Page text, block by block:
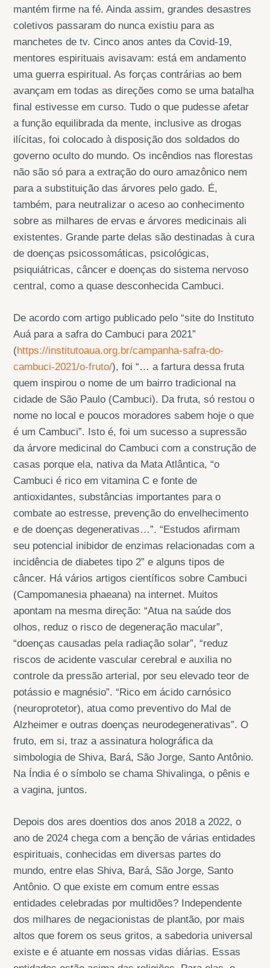
mantém firme na fé. Ainda assim, grandes desastres
coletivos passaram do nunca existiu para as
manchetes de tv. Cinco anos antes da Covid-19,
mentores espirituais avisavam: está em andamento
uma guerra espiritual. As forças contrárias ao bem
avançam em todas as direções como se uma batalha
final estivesse em curso. Tudo o que pudesse afetar
a função equilibrada da mente, inclusive as drogas
ilícitas, foi colocado à disposição dos soldados do
governo oculto do mundo. Os incêndios nas florestas
não são só para a extração do ouro amazônico nem
para a substituição das árvores pelo gado. É,
também, para neutralizar o aceso ao conhecimento
sobre as milhares de ervas e árvores medicinais ali
existentes. Grande parte delas são destinadas à cura
de doenças psicossomáticas, psicológicas,
psiquiátricas, câncer e doenças do sistema nervoso
central, como a quase desconhecida Cambuci.
De acordo com artigo publicado pelo “site do Instituto
Auá para a safra do Cambuci para 2021”
(https://institutoaua.org.br/campanha-safra-do-
cambuci-2021/o-fruto/), foi “… a fartura dessa fruta
quem inspirou o nome de um bairro tradicional na
cidade de São Paulo (Cambuci). Da fruta, só restou o
nome no local e poucos moradores sabem hoje o que
é um Cambuci”. Isto é, foi um sucesso a supressão
da árvore medicinal do Cambuci com a construção de
casas porque ela, nativa da Mata Atlântica, “o
Cambuci é rico em vitamina C e fonte de
antioxidantes, substâncias importantes para o
combate ao estresse, prevenção do envelhecimento
e de doenças degenerativas…”. “Estudos afirmam
seu potencial inibidor de enzimas relacionadas com a
incidência de diabetes tipo 2” e alguns tipos de
câncer. Há vários artigos científicos sobre Cambuci
(Campomanesia phaeana) na internet. Muitos
apontam na mesma direção: “Atua na saúde dos
olhos, reduz o risco de degeneração macular”,
“doenças causadas pela radiação solar”, “reduz
riscos de acidente vascular cerebral e auxilia no
controle da pressão arterial, por seu elevado teor de
potássio e magnésio”. “Rico em ácido carnósico
(neuroprotetor), atua como preventivo do Mal de
Alzheimer e outras doenças neurodegenerativas”. O
fruto, em si, traz a assinatura holográfica da
simbologia de Shiva, Bará, São Jorge, Santo Antônio.
Na Índia é o símbolo se chama Shivalinga, o pênis e
a vagina, juntos.
Depois dos ares doentios dos anos 2018 a 2022, o
ano de 2024 chega com a benção de várias entidades
espirituais, conhecidas em diversas partes do
mundo, entre elas Shiva, Bará, São Jorge, Santo
Antônio. O que existe em comum entre essas
entidades celebradas por multidões? Independente
dos milhares de negacionistas de plantão, por mais
altos que forem os seus gritos, a sabedoria universal
existe e é atuante em nossas vidas diárias. Essas